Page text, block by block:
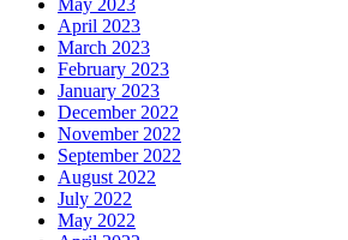
May 2023
April 2023
March 2023
February 2023
January 2023
December 2022
November 2022
September 2022
August 2022
July 2022
May 2022